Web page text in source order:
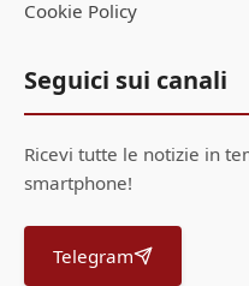
Cookie Policy
Seguici sui canali
Ricevi tutte le notizie in
smartphone!
Telegram